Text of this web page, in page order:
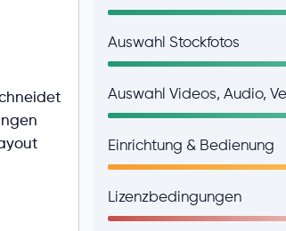
Auswahl Stockfotos
Auswahl Videos, Audio,
Einrichtung & Bedienung
Lizenzbedingungen